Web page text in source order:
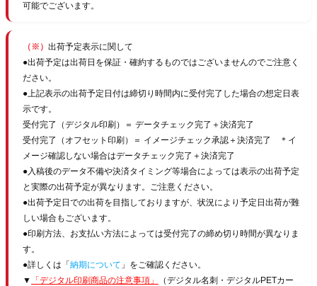
可能でございます。
（※） 出荷予定表示に関して
●出荷予定は出荷日を保証・確約するものではございませんのでご注意く
ださい。
●上記表示の出荷予定日付は締切り時間内に受付完了した場合の想定日表
示です。
受付完了（デジタル印刷）＝ データチェック完了＋決済完了
受付完了（オフセット印刷）＝ イメージチェック承認＋決済完了 ＊イ
メージ確認しない場合はデータチェック完了＋決済完了
●入稿後のデータ不備や決済タイミング等場合によっては表示の出荷予定
と実際の出荷予定が異なります。ご注意ください。
●出荷予定日での出荷を目指しておりますが、状況により予定日出荷が難
しい場合もございます。
●印刷方法、お支払い方法によっては受付完了の締め切り時間が異なりま
す。
●詳しくは「 納期について 」をご確認ください。
▼
「デジタル印刷商品の注意事項」
（デジタル名刺・デジタルPETカー